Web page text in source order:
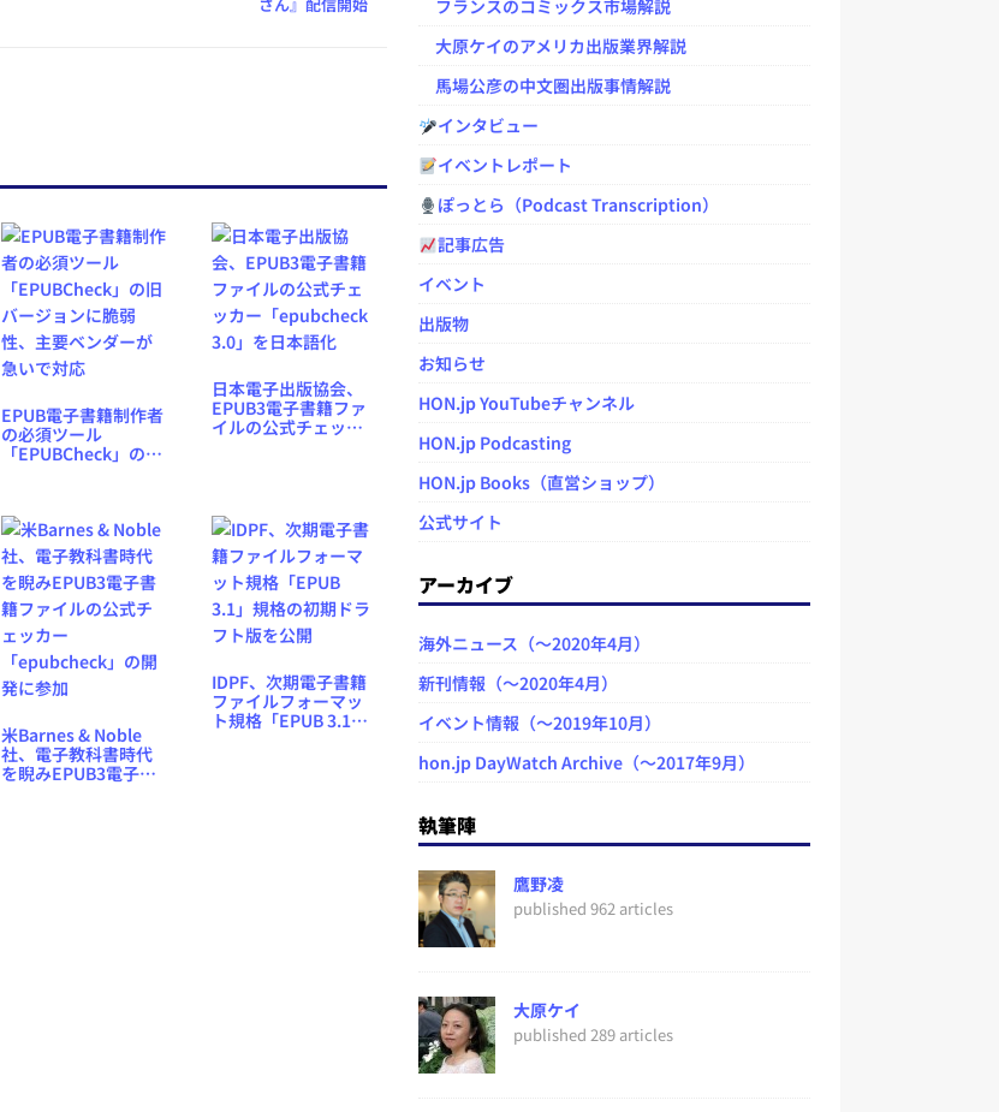
EPUB電子書籍制作者
の必須ツール
「EPUBCheck」の旧
急いで対応
日本電子出版協会、
EPUB3電子書籍ファ
イルの公式チェッカ
米Barnes & Noble
社、電子教科書時代
を睨みEPUB3電子書
IDPF、次期電子書籍
ファイルフォーマッ
ト規格「EPUB 3.1」
フランスのコミックス市場解説
大原ケイのアメリカ出版業界解説
馬場公彦の中文圏出版事情解説
インタビュー
イベントレポート
ぽっとら（Podcast Transcription）
記事広告
イベント
出版物
お知らせ
HON.jp YouTubeチャンネル
HON.jp Podcasting
HON.jp Books（直営ショップ）
公式サイト
アーカイブ
海外ニュース（～2020年4月）
新刊情報（～2020年4月）
イベント情報（～2019年10月）
hon.jp DayWatch Archive（～2017年9月）
執筆陣
鷹野凌
published 962 articles
大原ケイ
published 289 articles